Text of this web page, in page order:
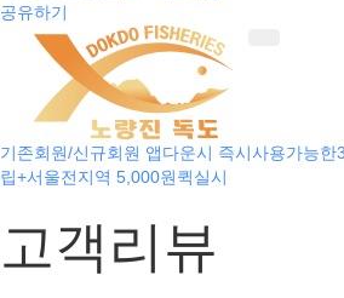
공유하기
기존회원/신규회원 앱다운시 즉시사용가능한
립+서울전지역 5,000원퀵실시
고객리뷰